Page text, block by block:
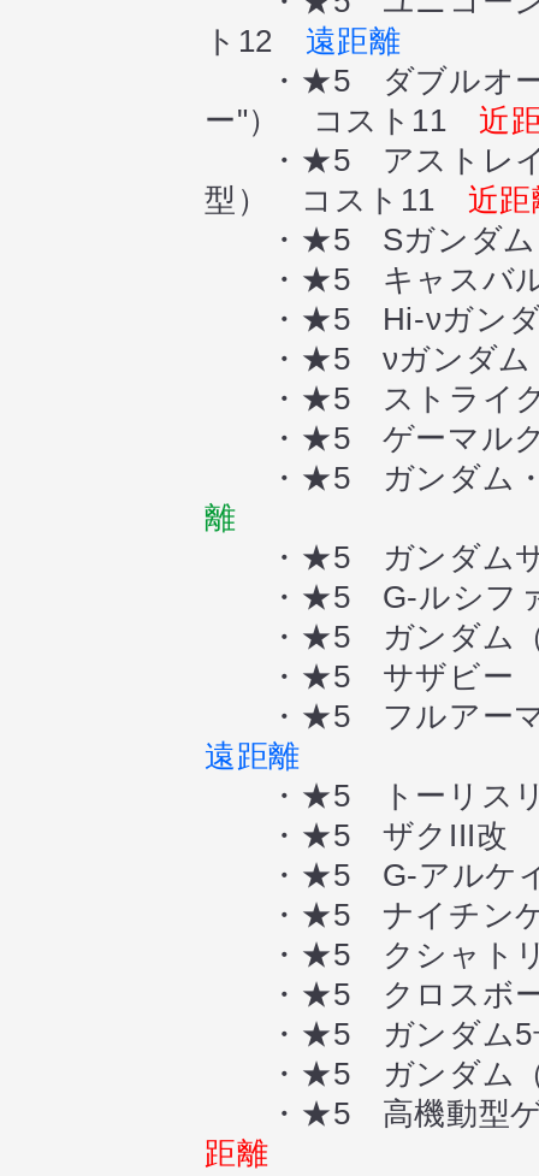
ト12 遠距離
・★5 ダブルオーク
ー"） コスト11近
・★5 アストレイゴ
型） コスト11 近距
・★5 Sガンダ
・★5 キャスバル
・★5 Hi-νガン
・★5 νガンダ
・★5 ストライク
・★5 ゲーマル
・★5 ガンダム・
離
・★5 ガンダムサ
・★5 G-ルシフ
・★5 ガンダム（
・★5 サザビー
・★5 フルアーマ
遠距離
・★5 トーリス
・★5 ザクIII改
・★5 G-アルケイ
・★5 ナイチン
・★5 クシャト
・★5 クロスボー
・★5 ガンダム5
・★5 ガンダム（
・★5 高機動型ゲ
距離